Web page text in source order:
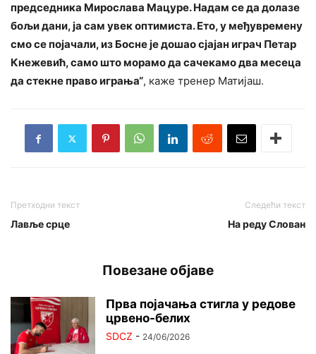
председника Мирослава Мацуре. Надам се да долазе
бољи дани, ја сам увек оптимиста. Ето, у међувремену
смо се појачали, из Босне је дошао сјајан играч Петар
Кнежевић, само што морамо да сачекамо два месеца
да стекне право играња“, каже тренер Матијаш.
Претходни текст
Лавље срце
Следећи текст
На реду Слован
Повезане објаве
Прва појачања стигла у редове
црвено-белих
SDCZ - 24/06/2026